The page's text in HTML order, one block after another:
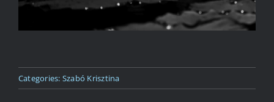
Categories: Szabó Krisztina